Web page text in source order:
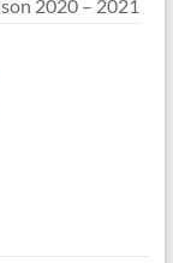
2020 – 2021